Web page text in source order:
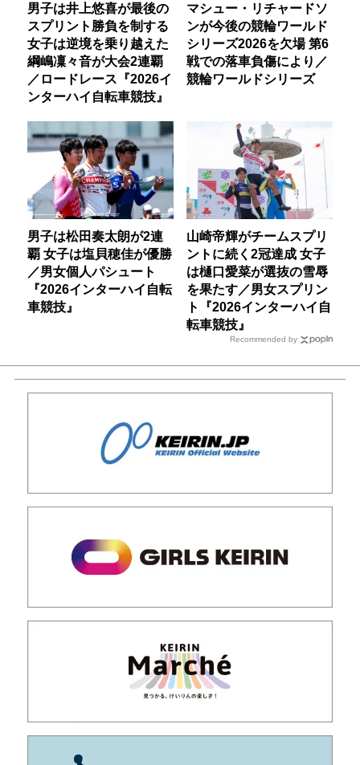
男子は井上悠喜が最後の
スプリント勝負を制する
女子は逆境を乗り越えた
綱嶋凜々音が大会2連覇
／ロードレース『2026イ
ンターハイ自転車競技』
マシュー・リチャードソ
ンが今後の競輪ワールド
シリーズ2026を欠場 第6
戦での落車負傷により／
競輪ワールドシリーズ
男子は松田奏太朗が2連
覇 女子は塩貝穂佳が優勝
／男女個人パシュート
『2026インターハイ自転
車競技』
山崎帝輝がチームスプリ
ントに続く2冠達成 女子
は樋口愛菜が選抜の雪辱
を果たす／男女スプリン
ト『2026インターハイ自
転車競技』
Recommended by